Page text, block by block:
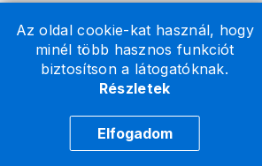
Az oldal cookie-kat használ, hogy
minél több hasznos funkciót
biztosítson a látogatóknak.
Részletek
Elfogadom
A honlapon szereplő információk
formában szabadon terjeszthetők.
2026 © A Nemzeti Adó- és Vámhivatal
jogvédelem alatt állnak.